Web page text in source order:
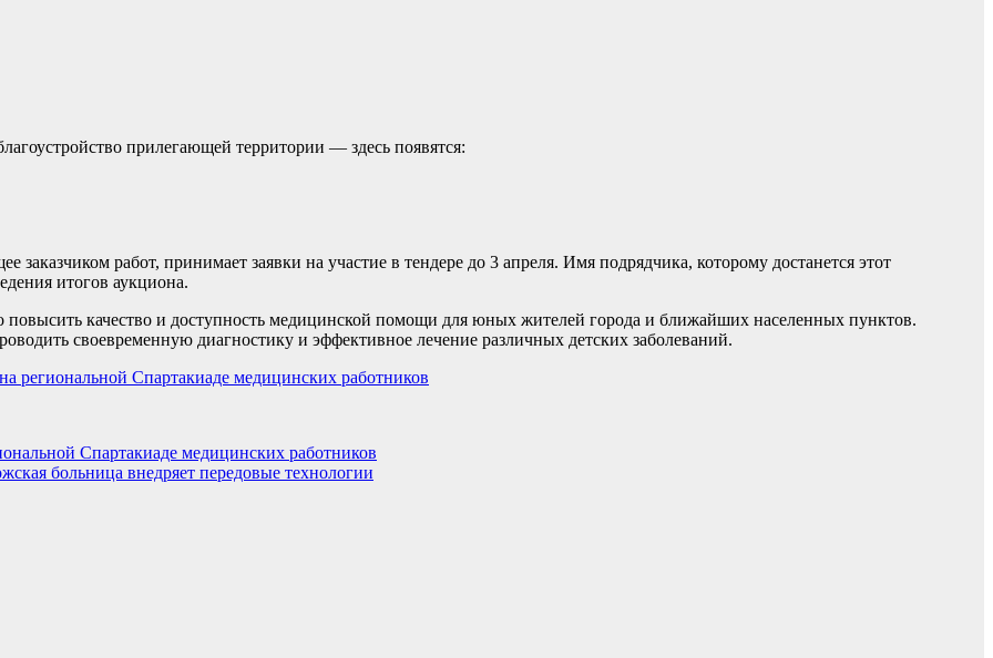
прилегающей территории — здесь появятся:
работ, принимает заявки на участие в тендере до 3 апреля. Имя подрядчика, которому достанется этот
итогов аукциона.
качество и доступность медицинской помощи для юных жителей города и ближайших населенных пунктов.
своевременную диагностику и эффективное лечение различных детских заболеваний.
региональной Спартакиаде медицинских работников
Спартакиаде медицинских работников
больница внедряет передовые технологии